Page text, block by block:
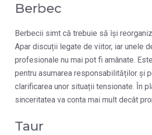
Berbec
Berbecii simt că trebuie să își
Apar discuții legate de viitor, iar unele
profesionale nu mai pot fi amânate.
pentru asumarea responsabilităților și
clarificarea unor situații tensionate. În
sinceritatea va conta mai mult decât
Taur